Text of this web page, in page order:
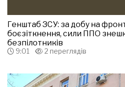
Генштаб ЗСУ: за добу на
боєзіткнення, сили ППО
безпілотників
9:01 2 переглядів